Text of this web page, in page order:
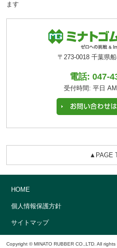
ます
〒273-0018 千葉県
電話: 047-
受付時間: 平日
▲PAGE
HOME
個人情報保護方針
サイトマップ
Copyright © MINATO RUBBER CO.,LTD. All rights